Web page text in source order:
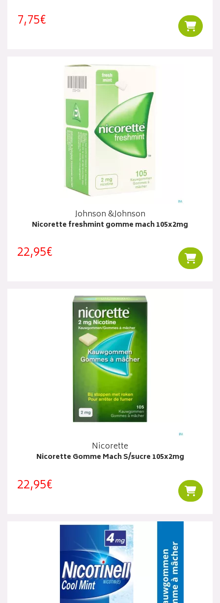
7,75€
Johnson &Johnson
Nicorette freshmint gomme mach 105x2mg
22,95€
Nicorette
Nicorette Gomme Mach S/sucre 105x2mg
22,95€